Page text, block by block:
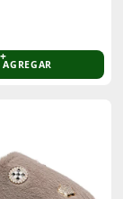
AGREGAR